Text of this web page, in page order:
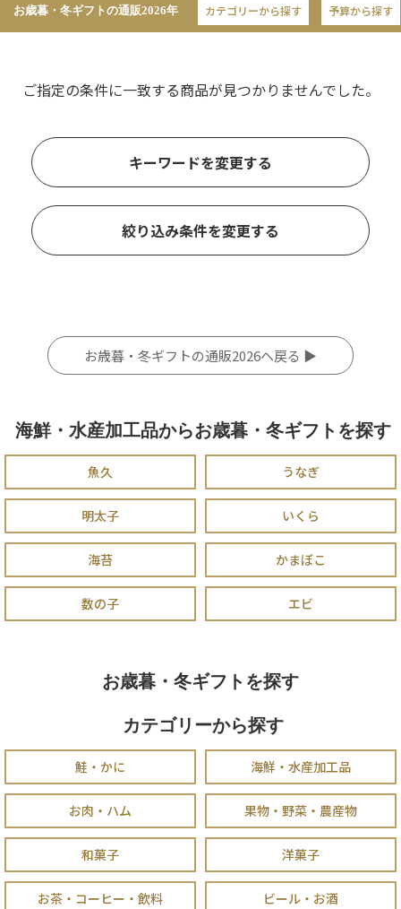
お歳暮・冬ギフトの通販2026年 カテゴリーから探す 予算から探す
ご指定の条件に一致する商品が見つかりませんでした。
キーワードを変更する
絞り込み条件を変更する
お歳暮・冬ギフトの通販2026へ戻る ▶
海鮮・水産加工品からお歳暮・冬ギフトを探す
魚久 うなぎ
明太子 いくら
海苔 かまぼこ
数の子 エビ
お歳暮・冬ギフトを探す
カテゴリーから探す
鮭・かに 海鮮・水産加工品
お肉・ハム 果物・野菜・農産物
和菓子 洋菓子
お茶・コーヒー・飲料 ビール・お酒